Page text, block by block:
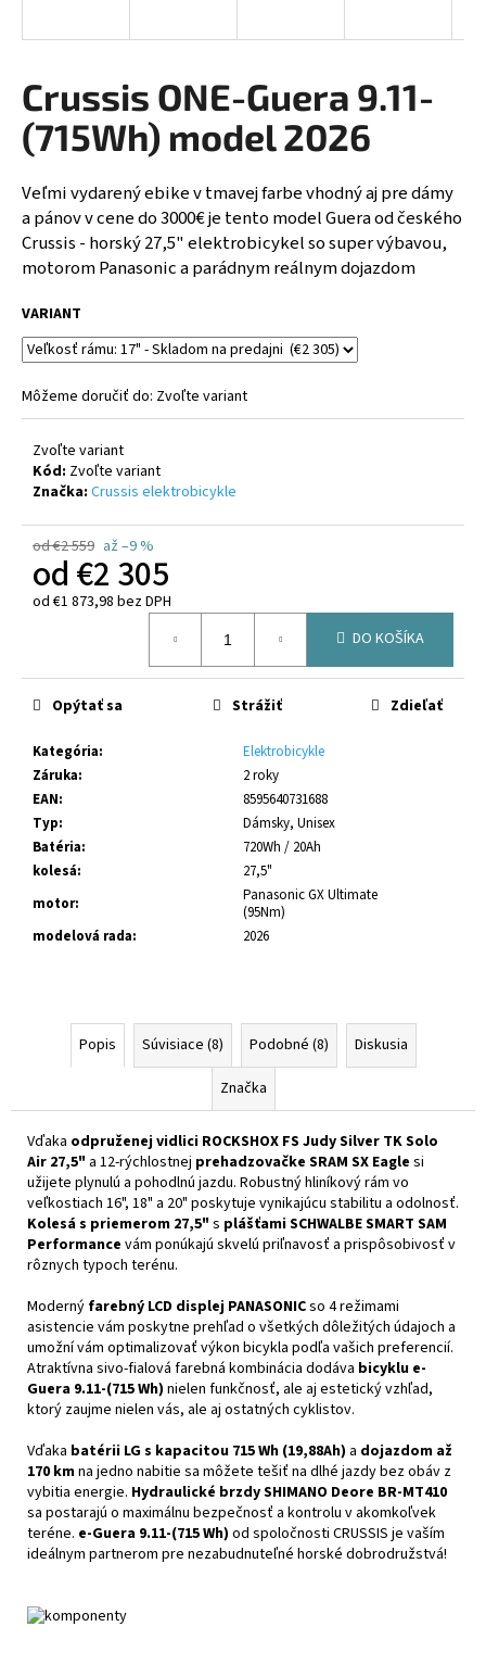
Crussis ONE-Guera 9.11-
(715Wh) model 2026
Veľmi vydarený ebike v tmavej farbe vhodný aj pre dámy
a pánov v cene do 3000€ je tento model Guera od českého
Crussis - horský 27,5" elektrobicykel so super výbavou,
motorom Panasonic a parádnym reálnym dojazdom
VARIANT
Môžeme doručiť do: Zvoľte variant
Zvoľte variant
Kód: Zvoľte variant
Značka: Crussis elektrobicykle
od €2 559 až –9 %
od€2 305
od €1 873,98 bez DPH
DO KOŠÍKA
Kategória:
Elektrobicykle
Záruka:
2 roky
EAN:
8595640731688
Typ:
Dámsky, Unisex
Batéria:
720Wh / 20Ah
kolesá:
27,5"
motor:
Panasonic GX Ultimate
(95Nm)
modelová rada: 2026
Opýtať sa Strážiť Zdieľať
A
Popis Súvisiace (8) Podobné (8)
Diskusia
Značka
Vďaka odpruženej vidlici ROCKSHOX FS Judy Silver TK Solo
Air 27,5" a 12-rýchlostnej prehadzovačke SRAM SX Eagle si
užijete plynulú a pohodlnú jazdu. Robustný hliníkový rám vo
veľkostiach 16", 18" a 20" poskytuje vynikajúcu stabilitu a odolnosť.
Kolesá s priemerom 27,5"s plášťami SCHWALBE SMART SAM
Performance vám ponúkajú skvelú priľnavosť a prispôsobivosť v
rôznych typoch terénu.
Moderný farebný LCD displej PANASONICso 4 režimami
asistencie vám poskytne prehľad o všetkých dôležitých údajoch a
umožní vám optimalizovať výkon bicykla podľa vašich preferencií.
Atraktívna sivo-fialová farebná kombinácia dodáva bicyklu e-
Guera 9.11-(715 Wh) nielen funkčnosť, ale aj estetický vzhľad,
ktorý zaujme nielen vás, ale aj ostatných cyklistov.
Vďaka batérii LG s kapacitou 715 Wh (19,88Ah) a dojazdom až
170 kmna jedno nabitie sa môžete tešiť na dlhé jazdy bez obáv z
vybitia energie. Hydraulické brzdy SHIMANO Deore BR-MT410
sa postarajú o maximálnu bezpečnosť a kontrolu v akomkoľvek
teréne. e-Guera 9.11-(715 Wh) od spoločnosti CRUSSIS je vaším
ideálnym partnerom pre nezabudnuteľné horské dobrodružstvá!
s
ť
?
HĽADAŤ
O
d
p
o
ú
m
10.11-
(715
WH)
2026
(PANASONIC
GXM)
€3
699
Pôvodne:
€3